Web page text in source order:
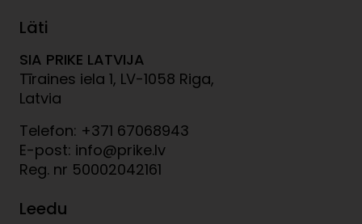
Läti
SIA PRIKE LATVIJA
Tīraines iela 1, LV-1058 Riga,
Latvia
Telefon: +371 67068943
E-post: info@prike.lv
Reg. nr 50002042161
Leedu